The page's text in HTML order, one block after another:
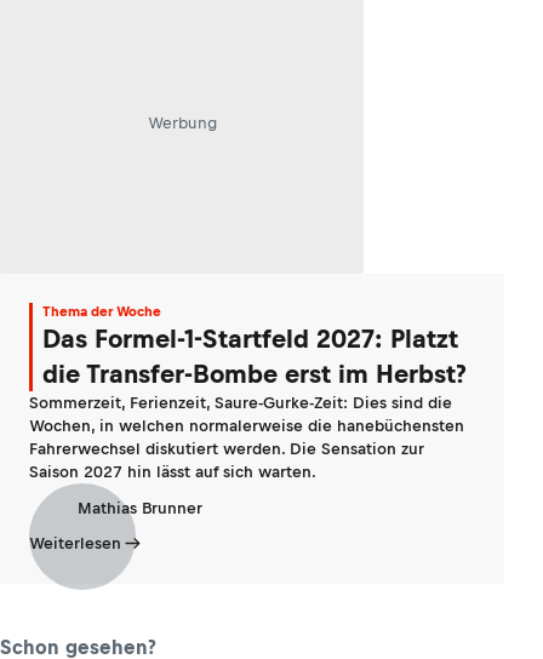
Werbung
Thema der Woche
Das Formel-1-Startfeld 2027: Platzt
die Transfer-Bombe erst im Herbst?
Sommerzeit, Ferienzeit, Saure-Gurke-Zeit: Dies sind die
Wochen, in welchen normalerweise die hanebüchensten
Fahrerwechsel diskutiert werden. Die Sensation zur
Saison 2027 hin lässt auf sich warten.
Mathias Brunner
Weiterlesen
Schon gesehen?